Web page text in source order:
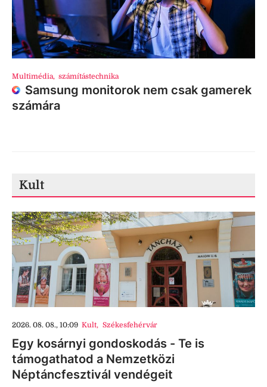
Multimédia, számítástechnika
Samsung monitorok nem csak gamerek
számára
Kult
2026. 08. 08., 10:09 Kult, Székesfehérvár
Egy kosárnyi gondoskodás - Te is
támogathatod a Nemzetközi
Néptáncfesztivál vendégeit